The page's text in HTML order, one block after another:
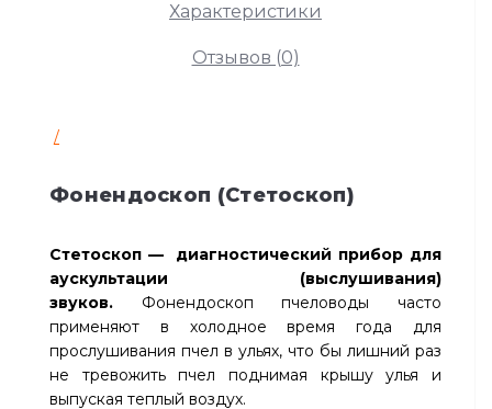
Характеристики
Отзывов (0)
/
Фонендоскоп (Стетоскоп)
Стетоскоп — диагностический прибор для
аускультации (выслушивания)
звуков. Фонендоскоп пчеловоды часто
применяют в холодное время года для
прослушивания пчел в ульях, что бы лишний раз
не тревожить пчел поднимая крышу улья и
выпуская теплый воздух.